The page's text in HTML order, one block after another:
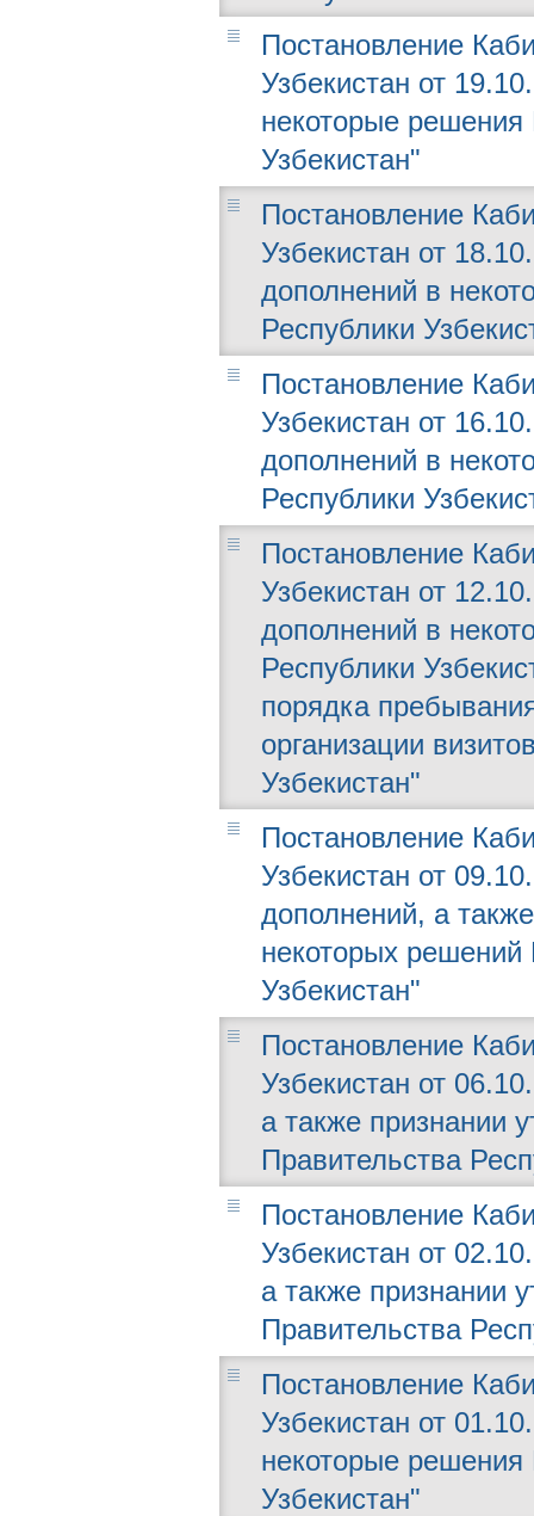
Постановление
Узбекистан от
некоторые решения
Узбекистан"
Постановление
Узбекистан от
дополнений в
Республики
Постановление
Узбекистан от
дополнений в
Республики
Постановление
Узбекистан от
дополнений в
Республики
порядка
организации
Узбекистан"
Постановление
Узбекистан от
дополнений, а
некоторых решений
Узбекистан"
Постановление
Узбекистан от
а также признании
Правительства
Постановление
Узбекистан от
а также признании
Правительства
Постановление
Узбекистан от
некоторые решения
Узбекистан"